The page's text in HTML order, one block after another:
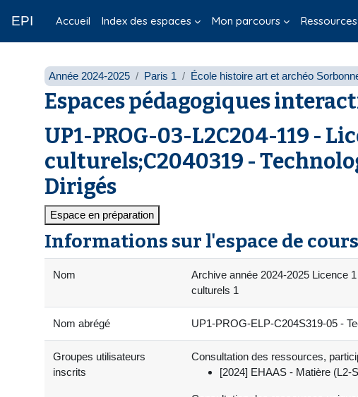
EPI Accueil Index des espaces Mon parcours Ressources
Année 2024-2025 Paris 1 École histoire art et archéo
Espaces pédagogiques
UP1-PROG-03-L2C204-119 -
culturels;C2040319 -
Dirigés
Espace en préparation
Informations sur l'espace de cours
Nom
Archive année 2024-2025 Licence
culturels 1
Nom abrégé UP1-PROG-ELP-C204S319-05 -
Groupes utilisateurs
inscrits
Consultation des ressources,
[2024] EHAAS - Matière (L2-